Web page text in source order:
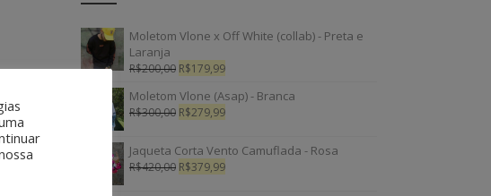
Moletom Vlone x Off White (collab) - Preta e
Laranja
R$200,00 R$179,99
Moletom Vlone (Asap) - Branca
R$300,00 R$279,99
Jaqueta Corta Vento Camuflada - Rosa
R$420,00 R$379,99